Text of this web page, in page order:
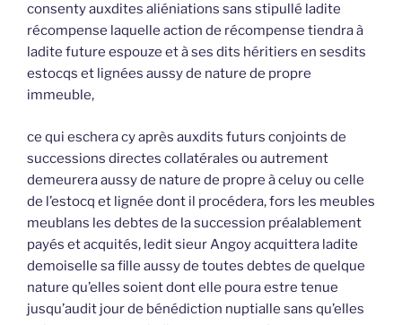
consenty auxdites aliéniations sans stipullé ladite
récompense laquelle action de récompense tiendra à
ladite future espouze et à ses dits héritiers en sesdits
estocqs et lignées aussy de nature de propre
immeuble,
ce qui eschera cy après auxdits futurs conjoints de
successions directes collatérales ou autrement
demeurera aussy de nature de propre à celuy ou celle
de l’estocq et lignée dont il procédera, fors les meubles
meublans les debtes de la succession préalablement
payés et acquités, ledit sieur Angoy acquittera ladite
demoiselle sa fille aussy de toutes debtes de quelque
nature qu’elles soient dont elle poura estre tenue
jusqu’audit jour de bénédiction nuptialle sans qu’elles